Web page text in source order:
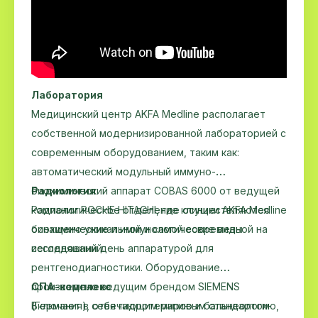
Лаборатория
Медицинский центр AKFA Medline располагает
собственной модернизированной лабораторией с
современным оборудованием, таким как:
автоматический модульный иммуно-
биохимический аппарат COBAS 6000 от ведущей
компании ROCHE HITACHI, где осуществляются
биохимические и иммунологические виды
исследований.
Радиология
Радиологическое отделение клиники AKFA Medline
оснащено уникальной и самой современной на
сегодняшний день аппаратурой для
рентгенодиагностики. Оборудование
произведено ведущим брендом SIEMENS
(Германия), отвечающим мировым стандартом
СПА-комплекс
Включает в себя гидротерапию и бальнеологию,